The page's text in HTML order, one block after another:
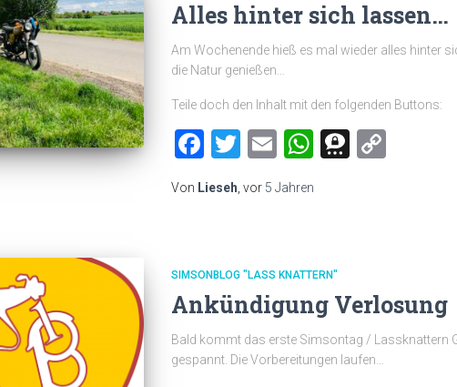
Alles hinter sich lassen…
Am Wochenende hieß es mal wieder alles hinter
die Natur genießen…
Teile doch den Inhalt mit den folgenden Buttons:
Facebook
Twitter
EmailWhatsApp
Threema
Von Lieseh , vor 5 Jahren
SIMSONBLOG "LASS KNATTERN"
Ankündigung Verlosung
Bald kommt das erste Simsontag / Lassknattern
gespannt. Die Vorbereitungen laufen…